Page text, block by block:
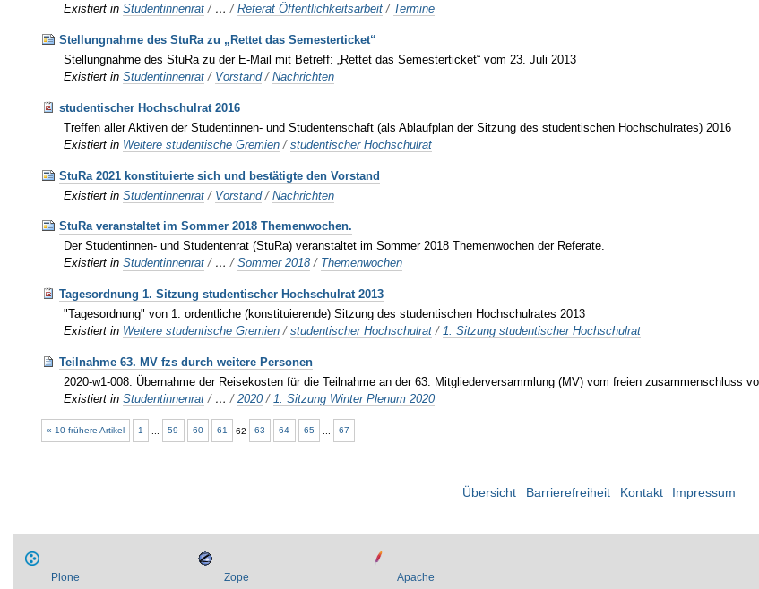
Existiert in Studentinnenrat / …/Referat Öffentlichkeitsarbeit / Termine
Stellungnahme des StuRa zu „Rettet das Semesterticket“
Stellungnahme des StuRa zu der E-Mail mit Betreff: „Rettet das Semesterticket“ vom 23. Juli 2013
Existiert in Studentinnenrat / Vorstand /Nachrichten
studentischer Hochschulrat 2016
Treffen aller Aktiven der Studentinnen- und Studentenschaft (als Ablaufplan der Sitzung des studentischen Hochschulrates) 2016
Existiert in Weitere studentische Gremien /studentischer Hochschulrat
StuRa 2021 konstituierte sich und bestätigte den Vorstand
Existiert in Studentinnenrat / Vorstand /Nachrichten
StuRa veranstaltet im Sommer 2018 Themenwochen.
Der Studentinnen- und Studentenrat (StuRa) veranstaltet im Sommer 2018 Themenwochen der Referate.
Existiert in Studentinnenrat / …/Sommer 2018 / Themenwochen
Tagesordnung 1. Sitzung studentischer Hochschulrat 2013
"Tagesordnung" von 1. ordentliche (konstituierende) Sitzung des studentischen Hochschulrates 2013
Existiert in Weitere studentische Gremien /studentischer Hochschulrat /1. Sitzung studentischer Hochschulrat
Teilnahme 63. MV fzs durch weitere Personen
2020-w1-008: Übernahme der Reisekosten für die Teilnahme an der 63. Mitgliederversammlung (MV) vom freien zusammenschluss
Existiert in Studentinnenrat / …/2020 / 1. Sitzung Winter Plenum 2020
« 10 frühere Artikel 1 59 60 61 62 63 64 65 67
Übersicht Barrierefreiheit Kontakt Impressum
Plone Zope Apache